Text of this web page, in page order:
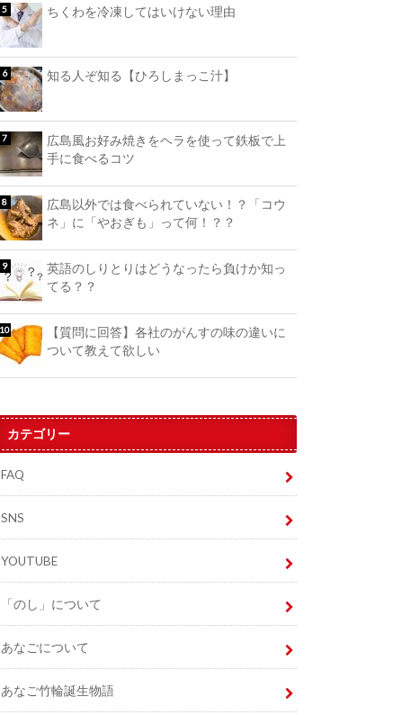
ちくわを冷凍してはいけない理由
知る人ぞ知る【ひろしまっこ汁】
広島風お好み焼きをヘラを使って鉄板で上
手に食べるコツ
広島以外では食べられていない！？「コウ
ネ」に「やおぎも」って何！？？
英語のしりとりはどうなったら負けか知っ
てる？？
【質問に回答】各社のがんすの味の違いに
ついて教えて欲しい
カテゴリー
FAQ
SNS
YOUTUBE
「のし」について
あなごについて
あなご竹輪誕生物語